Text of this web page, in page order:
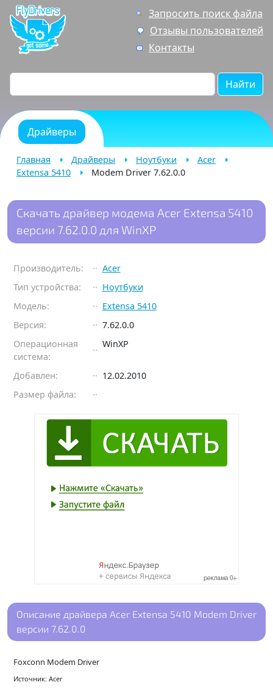
Запросить поиск файла
Отзывы пользователей
Контакты
Найти
Драйверы
Главная Драйверы Ноутбуки
Acer
Extensa 5410
Modem Driver 7.62.0.0
Скачать драйвер модема Acer Extensa 5410
версии 7.62.0.0 для WinXP
Производитель:
Acer
Тип устройства:
Ноутбуки
Модель:
Extensa 5410
Версия:
7.62.0.0
Операционная
система:
WinXP
Добавлен:
12.02.2010
Размер файла:
Описание драйвера Acer Extensa 5410 Modem Driver
версии 7.62.0.0
Foxconn Modem Driver
Источник: Acer